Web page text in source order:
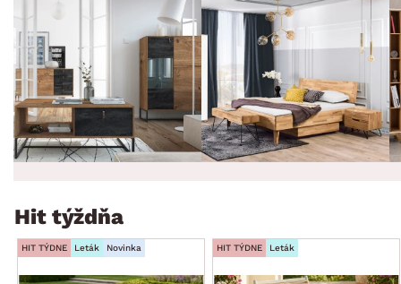
Hit týždňa
HIT TÝDNE Leták Novinka HIT TÝDNE Leták